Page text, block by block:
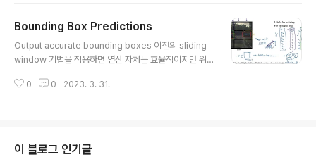
록 더 정확한 예측이 가능할 것입니다. Non-max Suppr
ession Non-max suppression example IOU로 b
ounding box를 예측하다 보면 위처럼 여러 개가 중첩되
위치를 예측하기 때문이죠. 따라서 예측된 ..
Bounding Box Predictions
Output accurate bounding boxes 이전의 sliding
window 기법을 적용하면 연산 자체는 효율적이지만 위처
x를 구할 수 없다는 문제점이 발생합니다. YOLO algorit
Pc, bx, by, bh, bw, c1, c2, c3 ] 로 구성됩니다. (8차원
의 output) Pc = 0 인 경우 이전과 마찬가지로 나머지 값
0 0 2023. 3. 31.
이 블로그 인기글